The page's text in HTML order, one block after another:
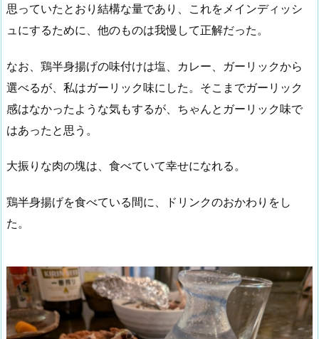
思っていたとおり結構な量であり、これをメインディッシ
ュにするために、他のものは我慢して正解だった。
なお、鶏半身揚げの味付けは塩、カレー、ガーリックから
選べるが、私はガーリック味にした。そこまでガーリック
感はなかったような気もするが、ちゃんとガーリック味で
はあったと思う。
大振りな肉の塊は、食べていて幸せになれる。
鶏半身揚げを食べている間に、ドリンクのおかわりをし
た。